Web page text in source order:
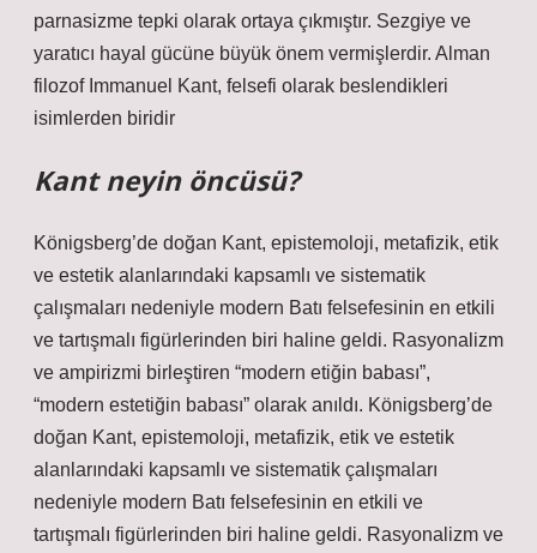
parnasizme tepki olarak ortaya çıkmıştır. Sezgiye ve
yaratıcı hayal gücüne büyük önem vermişlerdir. Alman
filozof Immanuel Kant, felsefi olarak beslendikleri
isimlerden biridir
Kant neyin öncüsü?
Königsberg’de doğan Kant, epistemoloji, metafizik, etik
ve estetik alanlarındaki kapsamlı ve sistematik
çalışmaları nedeniyle modern Batı felsefesinin en etkili
ve tartışmalı figürlerinden biri haline geldi. Rasyonalizm
ve ampirizmi birleştiren “modern etiğin babası”,
“modern estetiğin babası” olarak anıldı. Königsberg’de
doğan Kant, epistemoloji, metafizik, etik ve estetik
alanlarındaki kapsamlı ve sistematik çalışmaları
nedeniyle modern Batı felsefesinin en etkili ve
tartışmalı figürlerinden biri haline geldi. Rasyonalizm ve